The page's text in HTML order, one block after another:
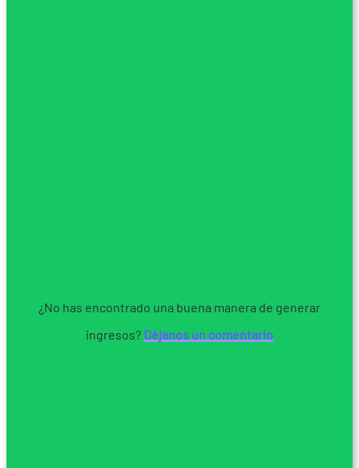
¿No has encontrado una buena manera de generar
ingresos? Déjanos un comentario